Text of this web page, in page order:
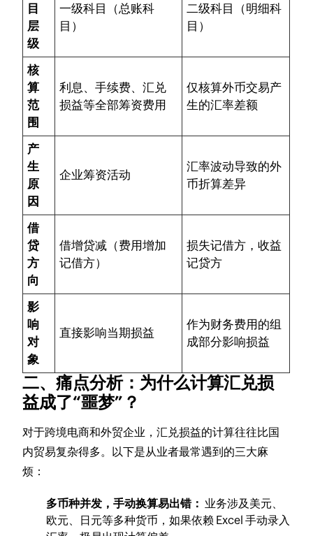
目
层
级
一级科目（总账科
目）
二级科目（明细科
目）
核
算
范
围
利息、手续费、汇兑
损益等全部筹资费用
仅核算外币交易产
生的汇率差额
产
生
原
因
企业筹资活动
汇率波动导致的外
币折算差异
借
贷
方
向
借增贷减（费用增加
记借方）
损失记借方，收益
记贷方
影
响
对
象
直接影响当期损益
作为财务费用的组
成部分影响损益
二、痛点分析：为什么计算汇兑损
益成了“噩梦”？
对于跨境电商和外贸企业，汇兑损益的计算往往比国
内贸易复杂得多。以下是从业者最常遇到的三大麻
烦：
多币种并发，手动换算易出错： 业务涉及美元、
欧元、日元等多种货币，如果依赖 Excel 手动录入